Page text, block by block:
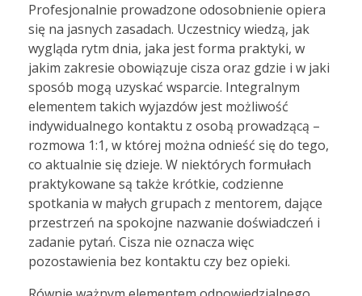
Profesjonalnie prowadzone odosobnienie opiera
się na jasnych zasadach. Uczestnicy wiedzą, jak
wygląda rytm dnia, jaka jest forma praktyki, w
jakim zakresie obowiązuje cisza oraz gdzie i w jaki
sposób mogą uzyskać wsparcie. Integralnym
elementem takich wyjazdów jest możliwość
indywidualnego kontaktu z osobą prowadzącą –
rozmowa 1:1, w której można odnieść się do tego,
co aktualnie się dzieje. W niektórych formułach
praktykowane są także krótkie, codzienne
spotkania w małych grupach z mentorem, dające
przestrzeń na spokojne nazwanie doświadczeń i
zadanie pytań. Cisza nie oznacza więc
pozostawienia bez kontaktu czy bez opieki.